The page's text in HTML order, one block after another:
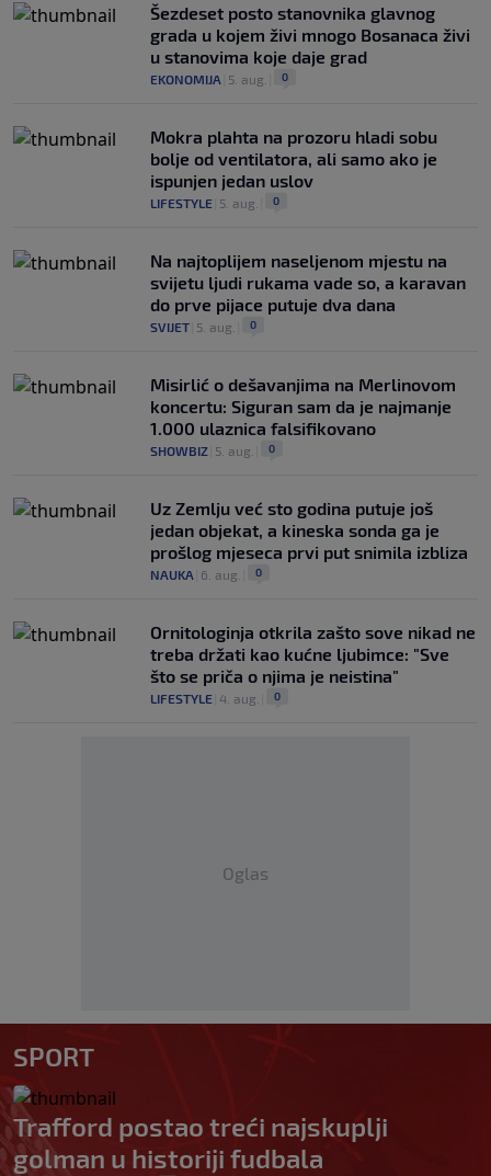
Šezdeset posto stanovnika glavnog
grada u kojem živi mnogo Bosanaca živi
u stanovima koje daje grad
EKONOMIJA 5. aug. 0
Mokra plahta na prozoru hladi sobu
bolje od ventilatora, ali samo ako je
ispunjen jedan uslov
LIFESTYLE 5. aug. 0
Na najtoplijem naseljenom mjestu na
svijetu ljudi rukama vade so, a karavan
do prve pijace putuje dva dana
SVIJET 5. aug. 0
Misirlić o dešavanjima na Merlinovom
koncertu: Siguran sam da je najmanje
1.000 ulaznica falsifikovano
SHOWBIZ 5. aug. 0
Uz Zemlju već sto godina putuje još
jedan objekat, a kineska sonda ga je
prošlog mjeseca prvi put snimila izbliza
NAUKA 6. aug. 0
Ornitologinja otkrila zašto sove nikad ne
treba držati kao kućne ljubimce: "Sve
što se priča o njima je neistina"
LIFESTYLE 4. aug. 0
Oglas
SPORT
Trafford postao treći najskuplji
golman u historiji fudbala